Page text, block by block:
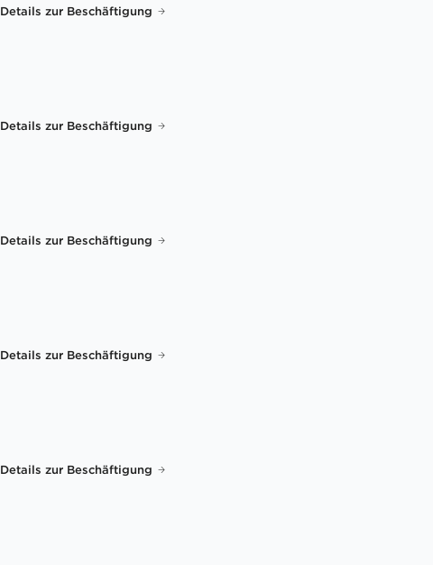
Details zur Beschäftigung
Details zur Beschäftigung
Details zur Beschäftigung
Details zur Beschäftigung
Details zur Beschäftigung